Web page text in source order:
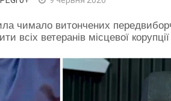
чимало витончених
всіх ветеранів місцевої